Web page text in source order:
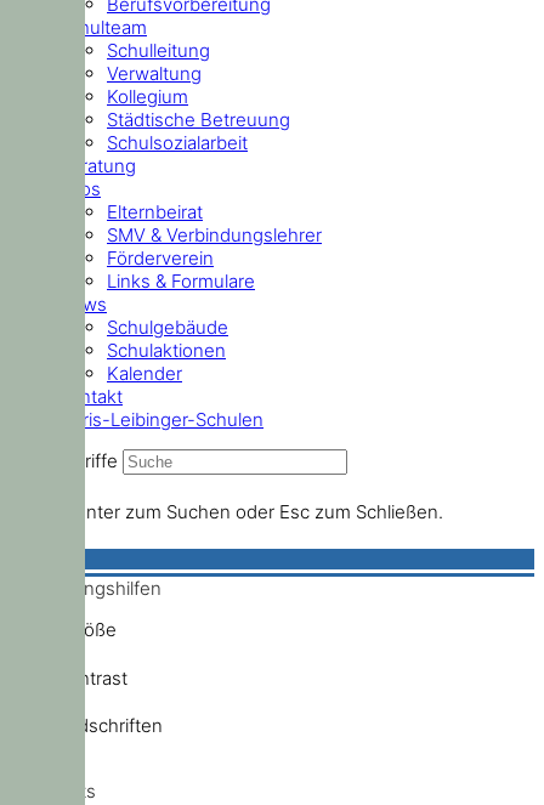
Schulteam
Schulleitung
Verwaltung
Kollegium
Städtische Betreuung
Schulsozialarbeit
Beratung
Infos
Elternbeirat
SMV & Verbindungslehrer
Förderverein
Links & Formulare
News
Schulgebäude
Schulaktionen
Kalender
Kontakt
Doris-Leibinger-Schulen
Suchbegriffe
Drücke Enter zum Suchen oder Esc zum Schließen.
Bedienungshilfen
Schriftgröße
Hochkontrast
Standardschriften
Shortcuts